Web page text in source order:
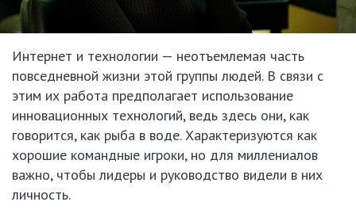
Интернет и технологии — неотъемлемая часть
повседневной жизни этой группы людей. В связи с
этим их работа предполагает использование
инновационных технологий, ведь здесь они, как
говорится, как рыба в воде. Характеризуются как
хорошие командные игроки, но для миллениалов
важно, чтобы лидеры и руководство видели в них
личность.